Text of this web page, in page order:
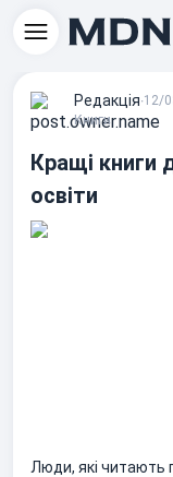
Редакцiя∙12/
Книги
Кращі книги
освіти
Люди, які читають